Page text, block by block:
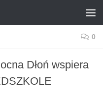
0
Dłoń wspiera